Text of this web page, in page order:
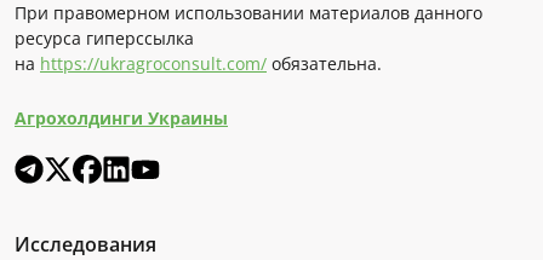
При правомерном использовании материалов данного
ресурса гиперссылка
на https://ukragroconsult.com/ обязательна.
Агрохолдинги Украины
Исследования